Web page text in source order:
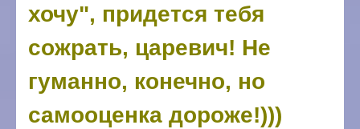
хочу", придется тебя
сожрать, царевич! Не
гуманно, конечно, но
самооценка дороже!)))